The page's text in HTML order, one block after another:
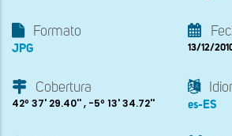
Formato
JPG 13/12/
Cobertura
42º 37' 29.40'' , -5º 13' 34.72'' es-ES